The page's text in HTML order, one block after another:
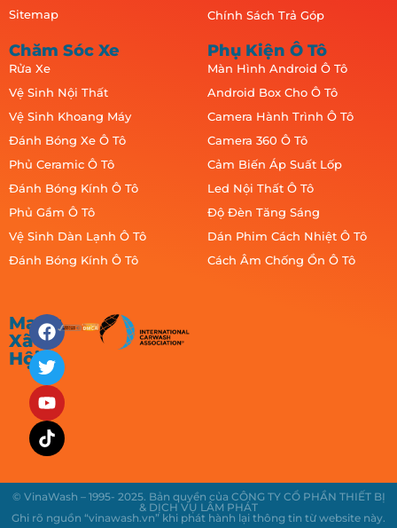
Sitemap
Chính Sách Trả Góp
Chăm Sóc Xe
Rửa Xe
Vệ Sinh Nội Thất
Vệ Sinh Khoang Máy
Đánh Bóng Xe Ô Tô
Phủ Ceramic Ô Tô
Đánh Bóng Kính Ô Tô
Phủ Gầm Ô Tô
Vệ Sinh Dàn Lạnh Ô Tô
Đánh Bóng Kính Ô Tô
Phụ Kiện Ô Tô
Màn Hình Android Ô Tô
Android Box Cho Ô Tô
Camera Hành Trình Ô Tô
Camera 360 Ô Tô
Cảm Biến Áp Suất Lốp
Led Nội Thất Ô Tô
Độ Đèn Tăng Sáng
Dán Phim Cách Nhiệt Ô Tô
Cách Âm Chống Ồn Ô Tô
Mạng
Xã
Hội
© VinaWash – 1995- 2025. Bản quyền của CÔNG TY CỔ PHẦN THIẾT BỊ
& DỊCH VỤ LÂM PHÁT
Ghi rõ nguồn “vinawash.vn” khi phát hành lại thông tin từ website này.